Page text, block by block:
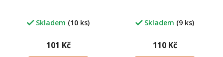
Skladem (10 ks)
101 Kč
Skladem (9 ks)
110 Kč